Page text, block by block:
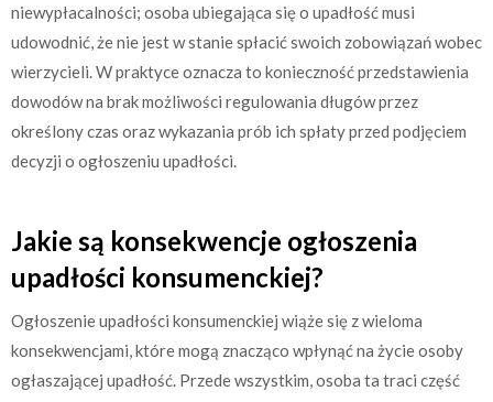
niewypłacalności; osoba ubiegająca się o upadłość musi
udowodnić, że nie jest w stanie spłacić swoich zobowiązań wobec
wierzycieli. W praktyce oznacza to konieczność przedstawienia
dowodów na brak możliwości regulowania długów przez
określony czas oraz wykazania prób ich spłaty przed podjęciem
decyzji o ogłoszeniu upadłości.
Jakie są konsekwencje ogłoszenia
upadłości konsumenckiej?
Ogłoszenie upadłości konsumenckiej wiąże się z wieloma
konsekwencjami, które mogą znacząco wpłynąć na życie osoby
ogłaszającej upadłość. Przede wszystkim, osoba ta traci część